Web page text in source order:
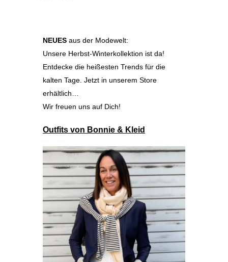
NEUES aus der Modewelt:
Unsere Herbst-Winterkollektion ist da!
Entdecke die heißesten Trends für die
kalten Tage. Jetzt in unserem Store
erhältlich…
Wir freuen uns auf Dich!
Outfits von Bonnie & Kleid